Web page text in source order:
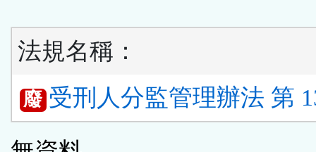
法規名稱：
廢 受刑人分監管理辦法 第